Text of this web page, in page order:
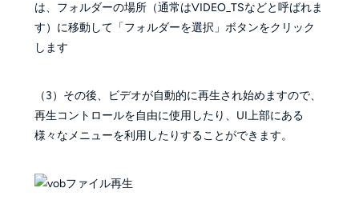
は、フォルダーの場所（通常はVIDEO_TSなどと呼ばれま
す）に移動して「フォルダーを選択」ボタンをクリック
します
（3）その後、ビデオが自動的に再生され始めますので、
再生コントロールを自由に使用したり、UI上部にある
様々なメニューを利用したりすることができます。